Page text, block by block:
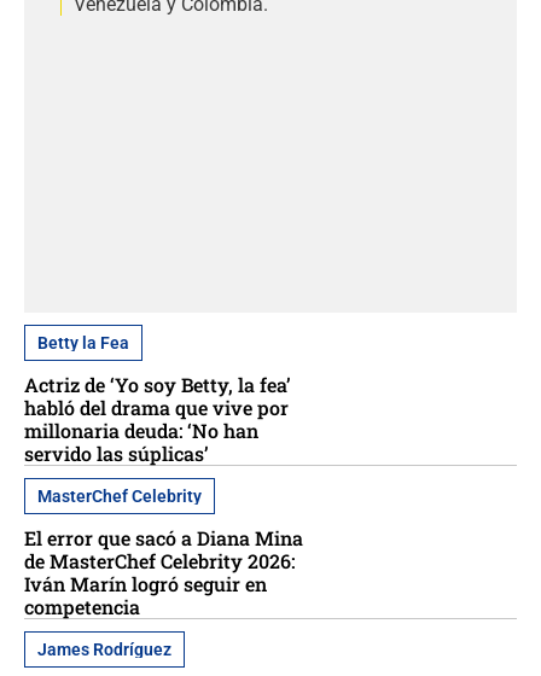
Betty la Fea
Actriz de ‘Yo soy Betty, la fea’
habló del drama que vive por
millonaria deuda: ‘No han
servido las súplicas’
MasterChef Celebrity
El error que sacó a Diana Mina
de MasterChef Celebrity 2026:
Iván Marín logró seguir en
competencia
James Rodríguez